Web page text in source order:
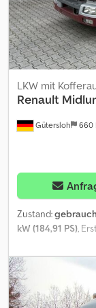
Gütersloh 660
LKW mit
Renault
Zustand:
kW (184,91 PS) ,
Gesamtgewicht:
4.100 mm
,
Sonstige,
Federung:Blatt-